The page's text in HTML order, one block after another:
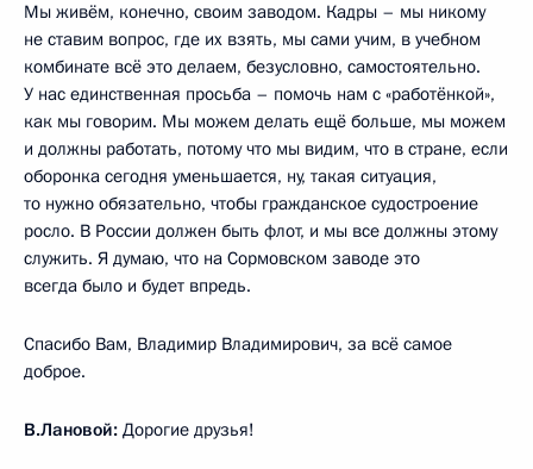
Мы живём, конечно, своим заводом. Кадры – мы никому
не ставим вопрос, где их взять, мы сами учим, в учебном
комбинате всё это делаем, безусловно, самостоятельно.
У нас единственная просьба – помочь нам с «работёнкой»,
как мы говорим. Мы можем делать ещё больше, мы можем
и должны работать, потому что мы видим, что в стране, если
оборонка сегодня уменьшается, ну, такая ситуация,
то нужно обязательно, чтобы гражданское судостроение
росло. В России должен быть флот, и мы все должны этому
служить. Я думаю, что на Сормовском заводе это
всегда было и будет впредь.
Спасибо Вам, Владимир Владимирович, за всё самое
доброе.
В.Лановой: Дорогие друзья!